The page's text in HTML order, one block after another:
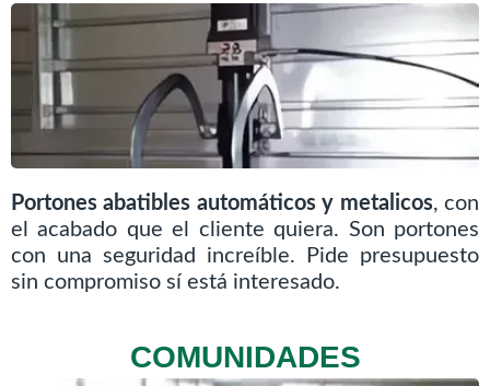
Portones abatibles automáticos y metalicos, con
el acabado que el cliente quiera. Son portones
con una seguridad increíble. Pide presupuesto
sin compromiso sí está interesado.
COMUNIDADES